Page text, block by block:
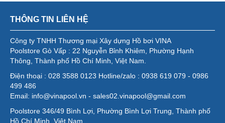
THÔNG TIN LIÊN HỆ
Công ty TNHH Thương mại Xây dựng Hồ bơi VINA
Poolstore Gò Vấp : 22 Nguyễn Bỉnh Khiêm, Phường Hạnh
Thông, Thành phố Hồ Chí Minh, Việt Nam.
Điện thoại : 028 3588 0123 Hotline/zalo : 0938 619 079 - 0986
499 486
Email: info@vinapool.vn - sales02.vinapool@gmail.com
Poolstore 346/49 Bình Lợi, Phường Bình Lợi Trung, Thành phố
Hồ Chí Minh, Việt Nam.